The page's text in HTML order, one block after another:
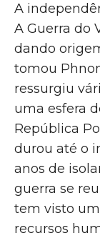
A
A Guerra do
dando
tomou
ressurgiu
uma esfera
República
durou até o
anos de
guerra se
tem visto
recursos